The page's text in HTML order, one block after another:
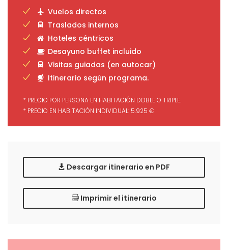
Vuelos directos
Traslados internos
Hoteles céntricos
Desayuno buffet incluido
Visitas guiadas (en autocar)
Itinerario según programa.
* PRECIO POR PERSONA EN HABITACIÓN DOBLE O TRIPLE.
* PRECIO EN HABITACIÓN INDIVIDUAL: 5.925 €
Descargar itinerario en PDF
Imprimir el itinerario